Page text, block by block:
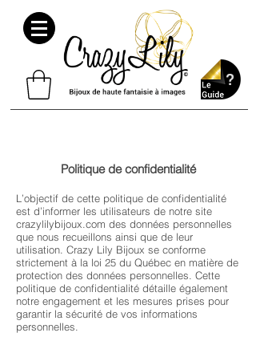
Politique de confidentialité
L’objectif de cette politique de confidentialité
est d’informer les utilisateurs de notre site
crazylilybijoux.com des données personnelles
que nous recueillons ainsi que de leur
utilisation. Crazy Lily Bijoux se conforme
strictement à la loi 25 du Québec en matière de
protection des données personnelles. Cette
politique de confidentialité détaille également
notre engagement et les mesures prises pour
garantir la sécurité de vos informations
personnelles.